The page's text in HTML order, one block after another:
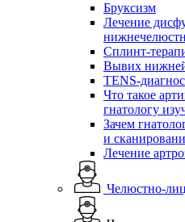
Бруксизм
Лечение
Сплинт-
Вывих
TENS-
Что такое
гнатологу
Зачем
и
Лечение
Челюстно-